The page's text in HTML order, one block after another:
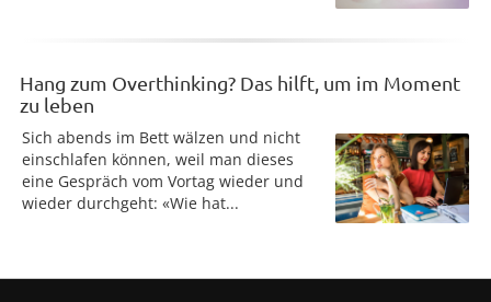
Hang zum Overthinking? Das hilft, um im Moment
zu leben
Sich abends im Bett wälzen und nicht
einschlafen können, weil man dieses
eine Gespräch vom Vortag wieder und
wieder durchgeht: «Wie hat...